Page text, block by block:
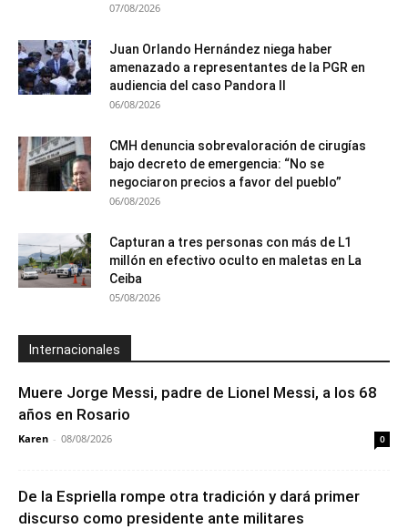
07/08/2026
Juan Orlando Hernández niega haber
amenazado a representantes de la PGR en
audiencia del caso Pandora II
06/08/2026
CMH denuncia sobrevaloración de cirugías
bajo decreto de emergencia: “No se
negociaron precios a favor del pueblo”
06/08/2026
Capturan a tres personas con más de L1
millón en efectivo oculto en maletas en La
Ceiba
05/08/2026
Internacionales
Muere Jorge Messi, padre de Lionel Messi, a los 68
años en Rosario
Karen - 08/08/2026 0
De la Espriella rompe otra tradición y dará primer
discurso como presidente ante militares